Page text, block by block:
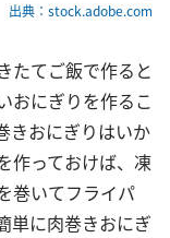
出典：stock.adobe.com
たてご飯で作ると
おにぎりを作るこ
きおにぎりはいか
作っておけば、凍
巻いてフライパ
単に肉巻きおにぎ